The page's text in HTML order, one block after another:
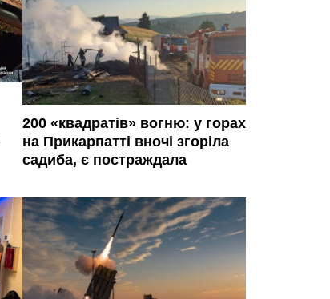
200 «квадратів» вогню: у горах
на Прикарпатті вночі згоріла
садиба, є постраждала